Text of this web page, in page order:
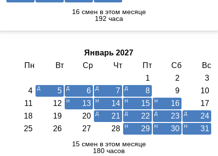
16 смен в этом месяце
192 часа
Январь 2027
Пн
Вт Ср Чт Пт Сб
Вс
1
2
3
4
5 6 7 8 9
10
11
12 13 14 15 16
17
18
19 20 21 22 23
24
25
26 27 28 29 30 31
15 смен в этом месяце
180 часов